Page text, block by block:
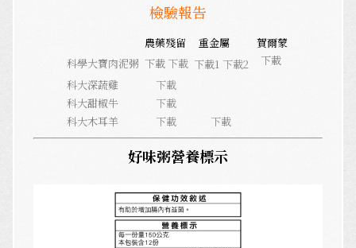
檢驗報告
農藥殘留 重金屬
賀爾蒙
科學大寶肉泥粥 下載 下載 下載1 下載2
下載
科大深蔬雞
下載
科大甜椒牛
下載
科大木耳羊
下載 下載
好味粥營養標示